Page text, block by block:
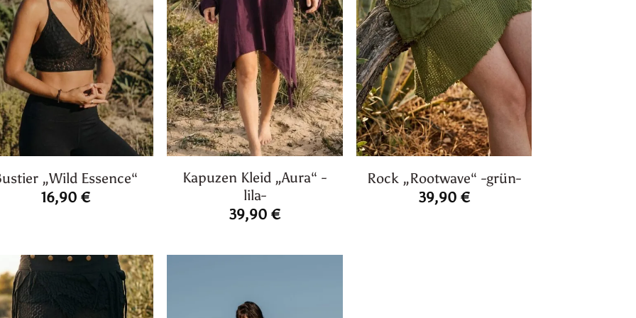
„Wild Essence“
16,90 €
Kapuzen Kleid „Aura“ -
lila-
39,90 €
Rock „Rootwave“ -grün-
39,90 €